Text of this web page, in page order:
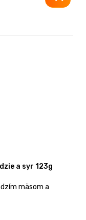
a syr 123g
mäsom a